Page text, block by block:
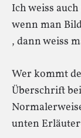
Ich weiss
wenn man
, dann weiss
Wer kommt
Überschrift
unten